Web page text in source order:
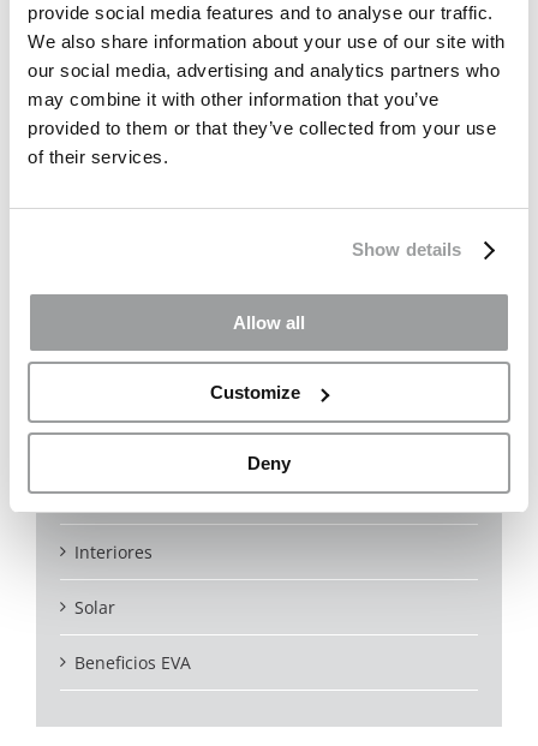
provide social media features and to analyse our traffic.
We also share information about your use of our site with
our social media, advertising and analytics partners who
may combine it with other information that you’ve
provided to them or that they’ve collected from your use
of their services.
Show details
Allow all
Customize
Deny
DIMENSIONES Y ENTREGAS RÁPIDAS
Bird Friendly
Aplicaciones exteriores
Interiores
Solar
Beneficios EVA